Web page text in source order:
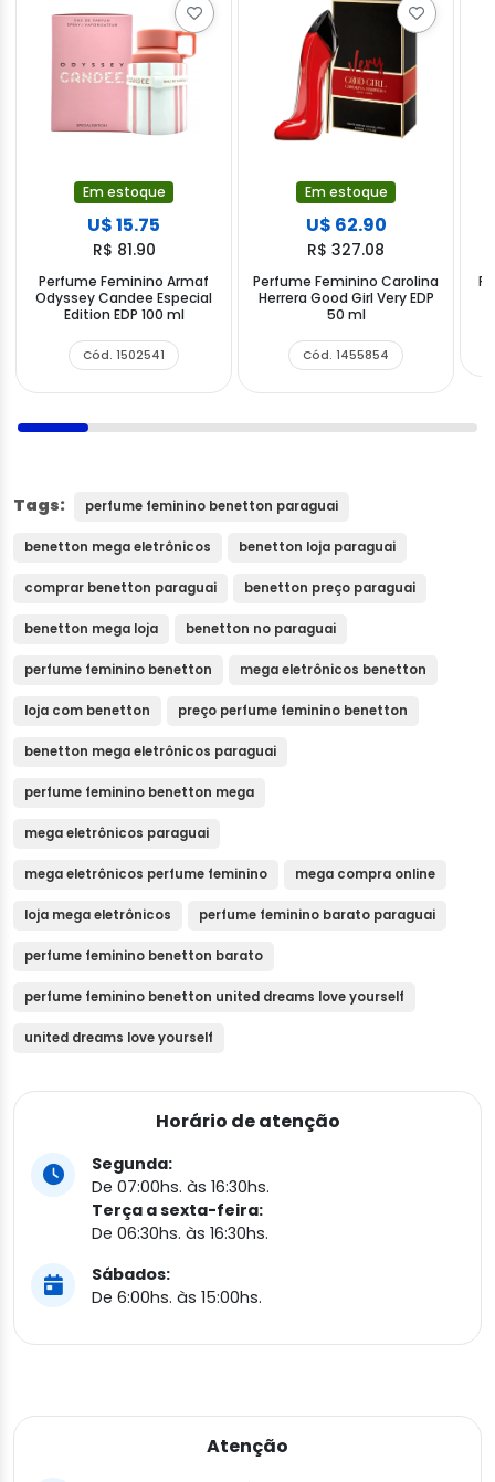
Em estoque
U$ 15.75
R$ 81.90
Perfume Feminino Armaf
Odyssey Candee Especial
Edition EDP 100 ml
Cód. 1502541
Em estoque
U$ 62.90
R$ 327.08
Perfume Feminino Carolina
Herrera Good Girl Very EDP
50 ml
Cód. 1455854
Tags: perfume feminino benetton paraguai
benetton mega eletrônicos benetton loja paraguai
comprar benetton paraguai benetton preço paraguai
benetton mega loja benetton no paraguai
perfume feminino benetton mega eletrônicos benetton
loja com benetton preço perfume feminino benetton
benetton mega eletrônicos paraguai
perfume feminino benetton mega
mega eletrônicos paraguai
mega eletrônicos perfume feminino mega compra online
loja mega eletrônicos perfume feminino barato paraguai
perfume feminino benetton barato
perfume feminino benetton united dreams love yourself
united dreams love yourself
Horário de atenção
Segunda:
De 07:00hs. às 16:30hs.
Terça a sexta-feira:
De 06:30hs. às 16:30hs.
Sábados:
De 6:00hs. às 15:00hs.
Atenção